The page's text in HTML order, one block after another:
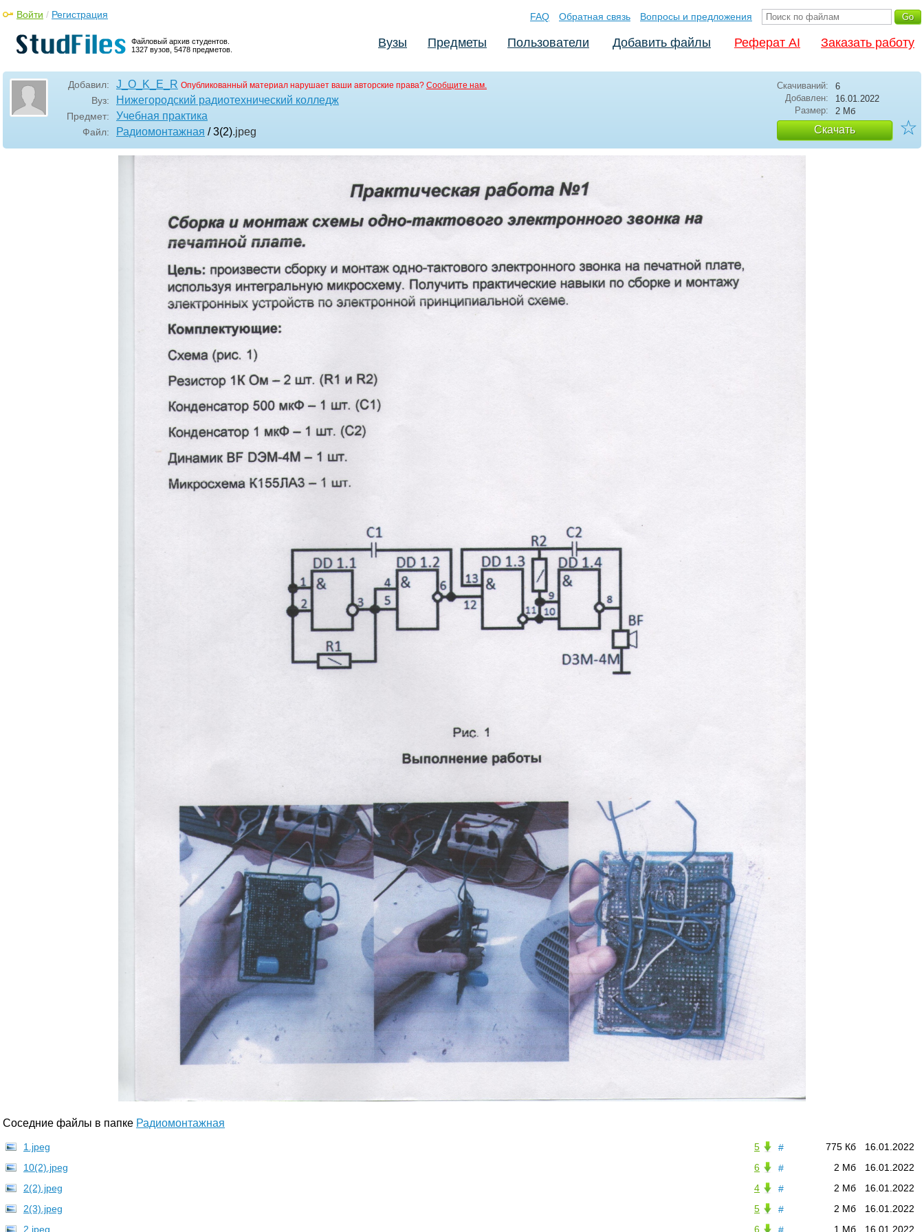
Файловый архив студентов.
1327 вузов, 5478 предметов.
Войти / Регистрация FAQ Обратная связь Вопросы и предложения
Вузы Предметы Пользователи Добавить файлы Реферат AI Заказать работу
Добавил: J_O_K_E_R Опубликованный материал нарушает ваши авторские права? Сообщите нам.
Вуз: Нижегородский радиотехнический колледж
Предмет: Учебная практика
Файл: Радиомонтажная / 3(2).jpeg
Скачиваний:
6
Добавлен:
16.01.2022
Размер:
2 Мб
Скачать ☆
Соседние файлы в папке Радиомонтажная
# 16.01.2022
775 Кб
5
1.jpeg
#
16.01.2022
2 Мб
6
10(2).jpeg
#
16.01.2022
2 Мб
4
2(2).jpeg
#
16.01.2022
2 Мб
5
2(3).jpeg
16.01.2022
1 Мб
6
2.jpeg